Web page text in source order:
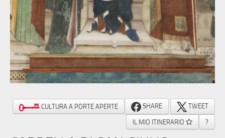
CULTURA A PORTE APERTE SHARE
TWEET
IL MIO ITINERARIO
?